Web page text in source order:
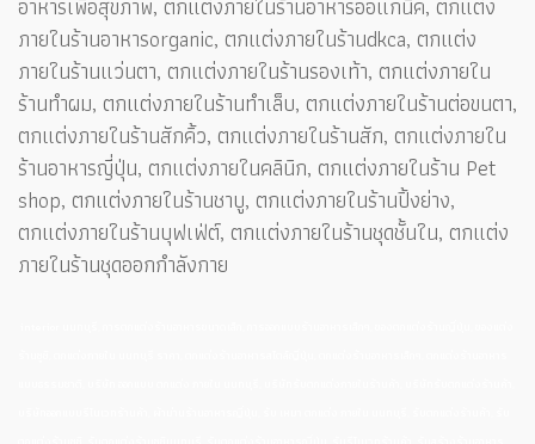
ภายในร้านอาหารorganic, ตกแต่งภายในร้านdkca, ตกแต่ง
ภายในร้านแว่นตา, ตกแต่งภายในร้านรองเท้า, ตกแต่งภายใน
ร้านทำผม, ตกแต่งภายในร้านทำเล็บ, ตกแต่งภายในร้านต่อขนตา,
ตกแต่งภายในร้านสักคิ้ว, ตกแต่งภายในร้านสัก, ตกแต่งภายใน
ร้านอาหารญี่ปุ่น, ตกแต่งภายในคลินิก, ตกแต่งภายในร้าน Pet
shop, ตกแต่งภายในร้านชาบู, ตกแต่งภายในร้านปิ้งย่าง,
ตกแต่งภายในร้านบุฟเฟ่ต์, ตกแต่งภายในร้านชุดชั้นใน, ตกแต่ง
ภายในร้านชุดออกกำลังกาย